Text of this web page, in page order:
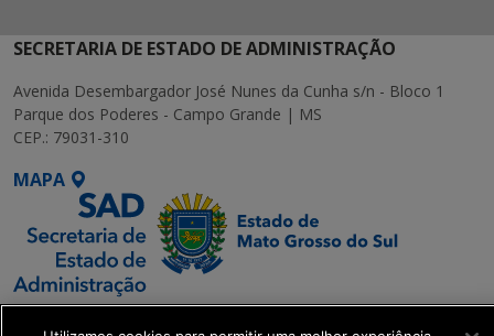
SECRETARIA DE ESTADO DE ADMINISTRAÇÃO
Avenida Desembargador José Nunes da Cunha s/n - Bloco 1
Parque dos Poderes - Campo Grande | MS
CEP.: 79031-310
MAPA